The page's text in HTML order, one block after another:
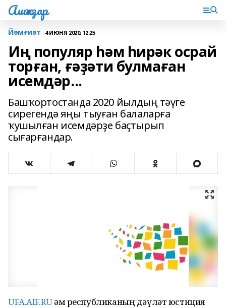
Ашҡаҙар
Йәмғиәт 4 ИЮНЯ 2020, 12:25
Иң популяр һәм һирәк осрай
торған, ғәҙәти булмаған
исемдәр...
Башҡортостанда 2020 йылдың тәүге
сирегендә яңы тыуған балаларға
ҡушылған исемдәрҙе баҫтырып
сығарғандар.
UFA.AIF.RUһәм республиканың дәүләт юстиция